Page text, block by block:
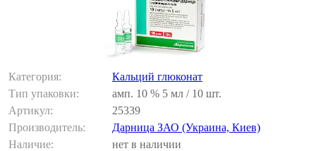
Категория:
Кальций глюконат
Тип упаковки:
амп. 10 % 5 мл / 10 шт.
Артикул:
25339
Производитель:
Дарница ЗАО (Украина, Киев)
Наличие:
нет в наличии